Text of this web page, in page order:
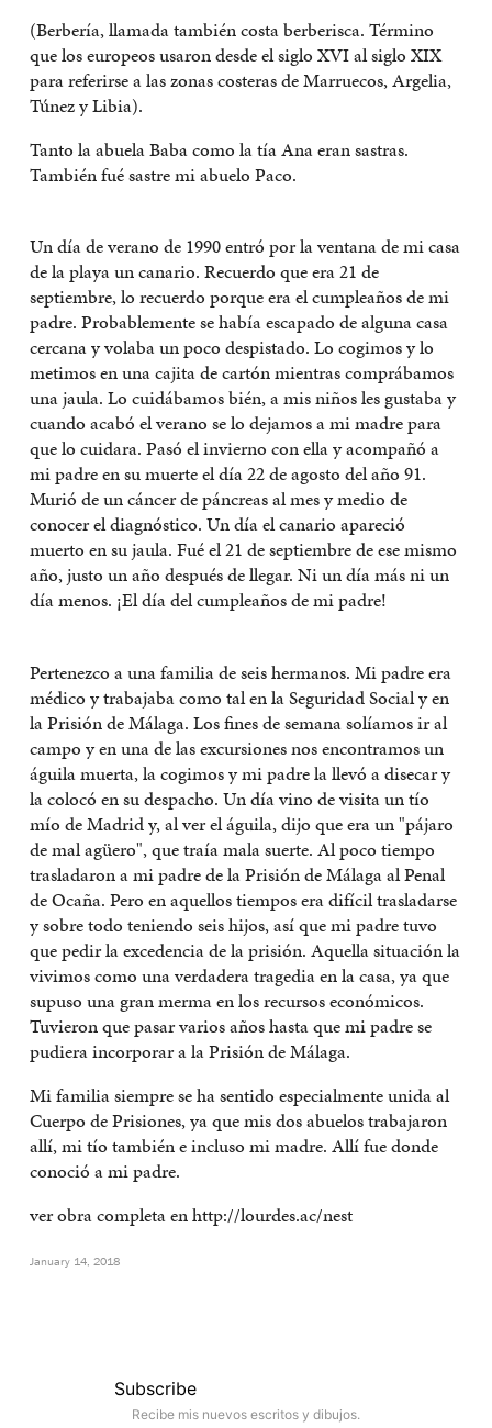
(Berbería, llamada también costa berberisca. Término
que los europeos usaron desde el siglo XVI al siglo XIX
para referirse a las zonas costeras de Marruecos, Argelia,
Túnez y Libia).
Tanto la abuela Baba como la tía Ana eran sastras.
También fué sastre mi abuelo Paco.
Un día de verano de 1990 entró por la ventana de mi casa
de la playa un canario. Recuerdo que era 21 de
septiembre, lo recuerdo porque era el cumpleaños de mi
padre. Probablemente se había escapado de alguna casa
cercana y volaba un poco despistado. Lo cogimos y lo
metimos en una cajita de cartón mientras comprábamos
una jaula. Lo cuidábamos bién, a mis niños les gustaba y
cuando acabó el verano se lo dejamos a mi madre para
que lo cuidara. Pasó el invierno con ella y acompañó a
mi padre en su muerte el día 22 de agosto del año 91.
Murió de un cáncer de páncreas al mes y medio de
conocer el diagnóstico. Un día el canario apareció
muerto en su jaula. Fué el 21 de septiembre de ese mismo
año, justo un año después de llegar. Ni un día más ni un
día menos. ¡El día del cumpleaños de mi padre!
Pertenezco a una familia de seis hermanos. Mi padre era
médico y trabajaba como tal en la Seguridad Social y en
la Prisión de Málaga. Los fines de semana solíamos ir al
campo y en una de las excursiones nos encontramos un
águila muerta, la cogimos y mi padre la llevó a disecar y
la colocó en su despacho. Un día vino de visita un tío
mío de Madrid y, al ver el águila, dijo que era un "pájaro
de mal agüero", que traía mala suerte. Al poco tiempo
trasladaron a mi padre de la Prisión de Málaga al Penal
de Ocaña. Pero en aquellos tiempos era difícil trasladarse
y sobre todo teniendo seis hijos, así que mi padre tuvo
que pedir la excedencia de la prisión. Aquella situación la
vivimos como una verdadera tragedia en la casa, ya que
supuso una gran merma en los recursos económicos.
Tuvieron que pasar varios años hasta que mi padre se
pudiera incorporar a la Prisión de Málaga.
Mi familia siempre se ha sentido especialmente unida al
Cuerpo de Prisiones, ya que mis dos abuelos trabajaron
allí, mi tío también e incluso mi madre. Allí fue donde
conoció a mi padre.
ver obra completa en http://lourdes.ac/nest
January 14, 2018
Subscribe
Recibe mis nuevos escritos y dibujos.